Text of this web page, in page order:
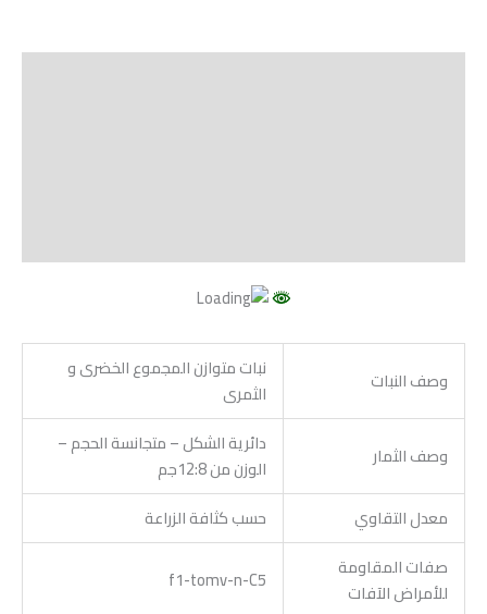
وصف النبات
نبات متوازن المجموع الخضرى و
الثمرى
وصف الثمار
دائرية الشكل – متجانسة الحجم –
الوزن من 12:8جم
معدل التقاوي
حسب كثافة الزراعة
صفات المقاومة
للأمراض الآفات
f1-tomv-n-C5